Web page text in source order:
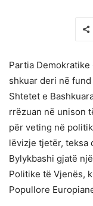
Partia Demokratike
shkuar deri në
Shtetet e
rrëzuan në unison
për veting në
lëvizje tjetër, teksa
Bylykbashi gjatë
Politike të Vjenës,
Popullore